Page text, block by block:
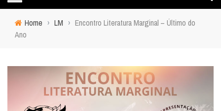
Home › LM › Encontro Literatura Marginal – Último do
Ano